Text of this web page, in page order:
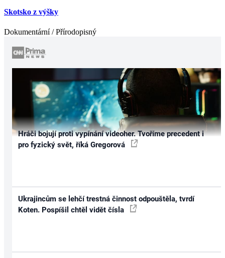
Skotsko z výšky
Dokumentární / Přírodopisný
Hráči bojují proti vypínání videoher. Tvoříme precedent i
pro fyzický svět, říká Gregorová
Ukrajincům se lehčí trestná činnost odpouštěla, tvrdí
Koten. Pospíšil chtěl vidět čísla